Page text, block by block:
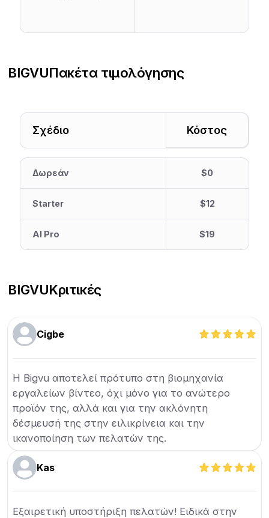
BIGVUΠακέτα τιμολόγησης
Σχέδιο Κόστος
Δωρεάν $0
Starter $12
AI Pro $19
BIGVUΚριτικές
Cigbe
Η Bigvu αποτελεί πρότυπο στη βιομηχανία
εργαλείων βίντεο, όχι μόνο για το ανώτερο
προϊόν της, αλλά και για την ακλόνητη
δέσμευσή της στην ειλικρίνεια και την
ικανοποίηση των πελατών της.
Kas
Εξαιρετική υποστήριξη πελατών! Ειδικά στην